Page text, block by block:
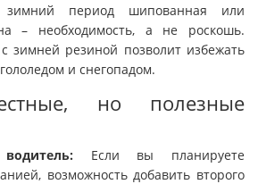
зимний период шипованная или
– необходимость, а не роскошь.
зимней резиной позволит избежать
и снегопадом.
но полезные
Если вы планируете
возможность добавить второго